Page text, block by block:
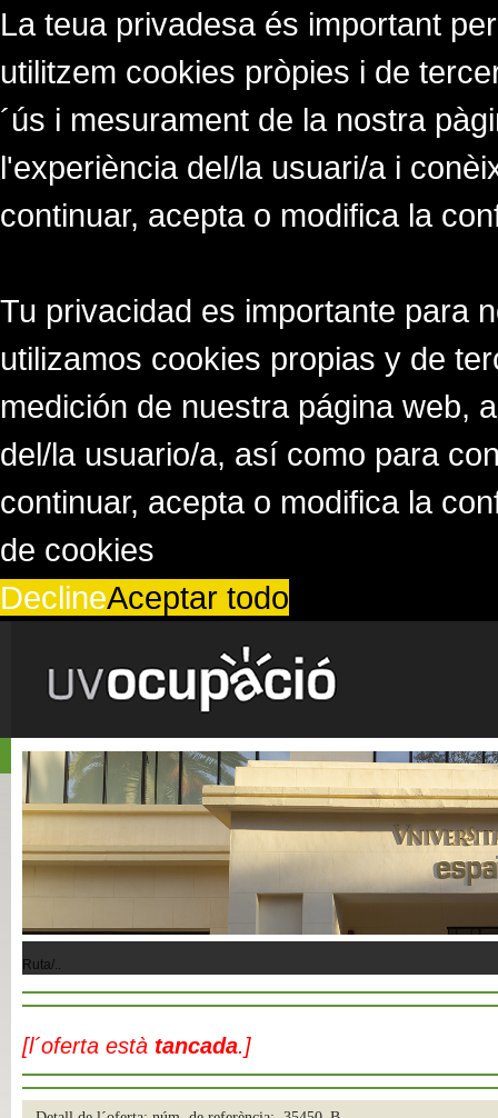
La teua privadesa és important
utilitzem cookies pròpies i de
´ús i mesurament de la nostra
l'experiència del/la usuari/a i
continuar, acepta o modifica la
Tu privacidad es importante para
utilizamos cookies propias y de
medición de nuestra página web,
del/la usuario/a, así como para
continuar, acepta o modifica la
de cookies
DeclineAceptar todo
Ruta/..
[l´oferta està tancada.]